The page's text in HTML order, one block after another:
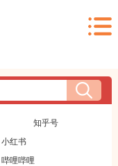
知乎号
小红书
哔哩哔哩